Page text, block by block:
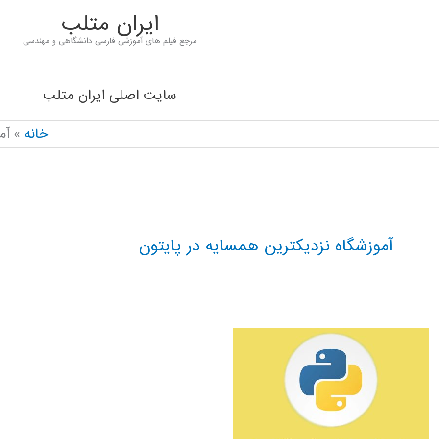
ايران متلب
مرجع فیلم های آموزشی فارسی دانشگاهی و مهندسی
سایت اصلی ایران متلب
خانه
آموزشگاه نزدیکترین همسایه در پایتون